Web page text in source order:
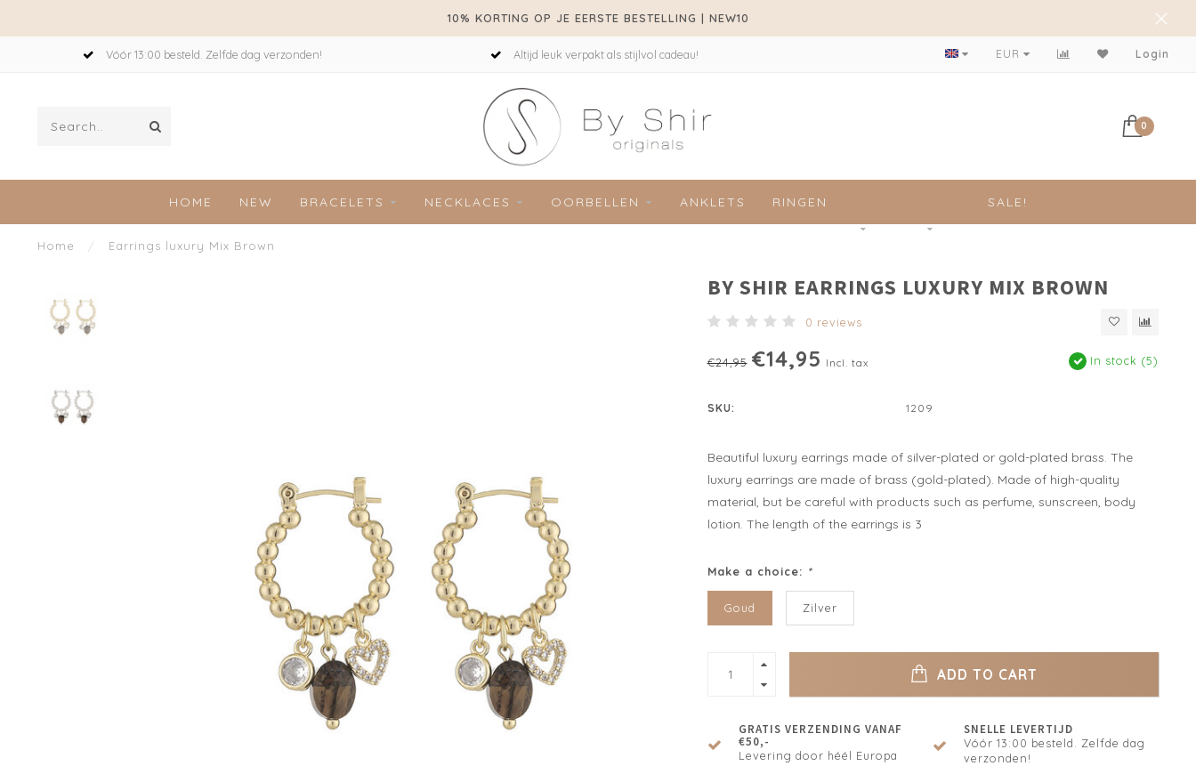
10% KORTING OP JE EERSTE BESTELLING | NEW10
Vóór 13:00 besteld. Zelfde dag verzonden! Altijd leuk verpakt als stijlvol cadeau! Achteraf betalen mogelijk!
EUR Login
0
HOME NEW BRACELETS NECKLACES OORBELLEN ANKLETS RINGEN SALE!
Home / Earrings luxury Mix Brown
BY SHIR EARRINGS LUXURY MIX BROWN
0 reviews
€24,95 €14,95 Incl. tax In stock (5)
SKU: 1209
Beautiful luxury earrings made of silver-plated or gold-plated brass. The
luxury earrings are made of brass (gold-plated). Made of high-quality
material, but be careful with products such as perfume, sunscreen, body
lotion. The length of the earrings is 3
Make a choice: *
Goud Zilver
ADD TO CART
GRATIS VERZENDING VANAF
€50,-
Levering door héél Europa
SNELLE LEVERTIJD
Vóór 13:00 besteld. Zelfde dag
verzonden!